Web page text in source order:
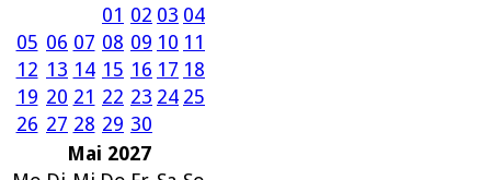
01 02 03 04
05 06 07 08 09 10 11
12 13 14 15 16 17 18
19 20 21 22 23 24 25
26 27 28 29 30
Mai 2027